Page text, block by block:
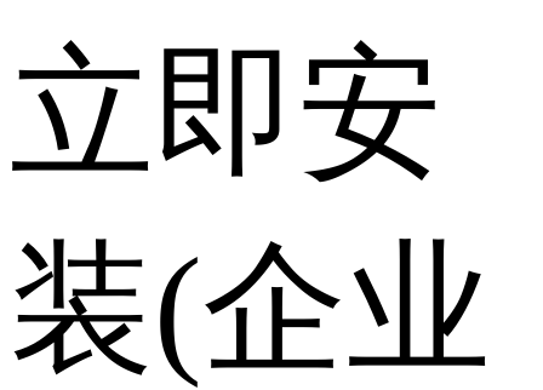
立即安
装(企业